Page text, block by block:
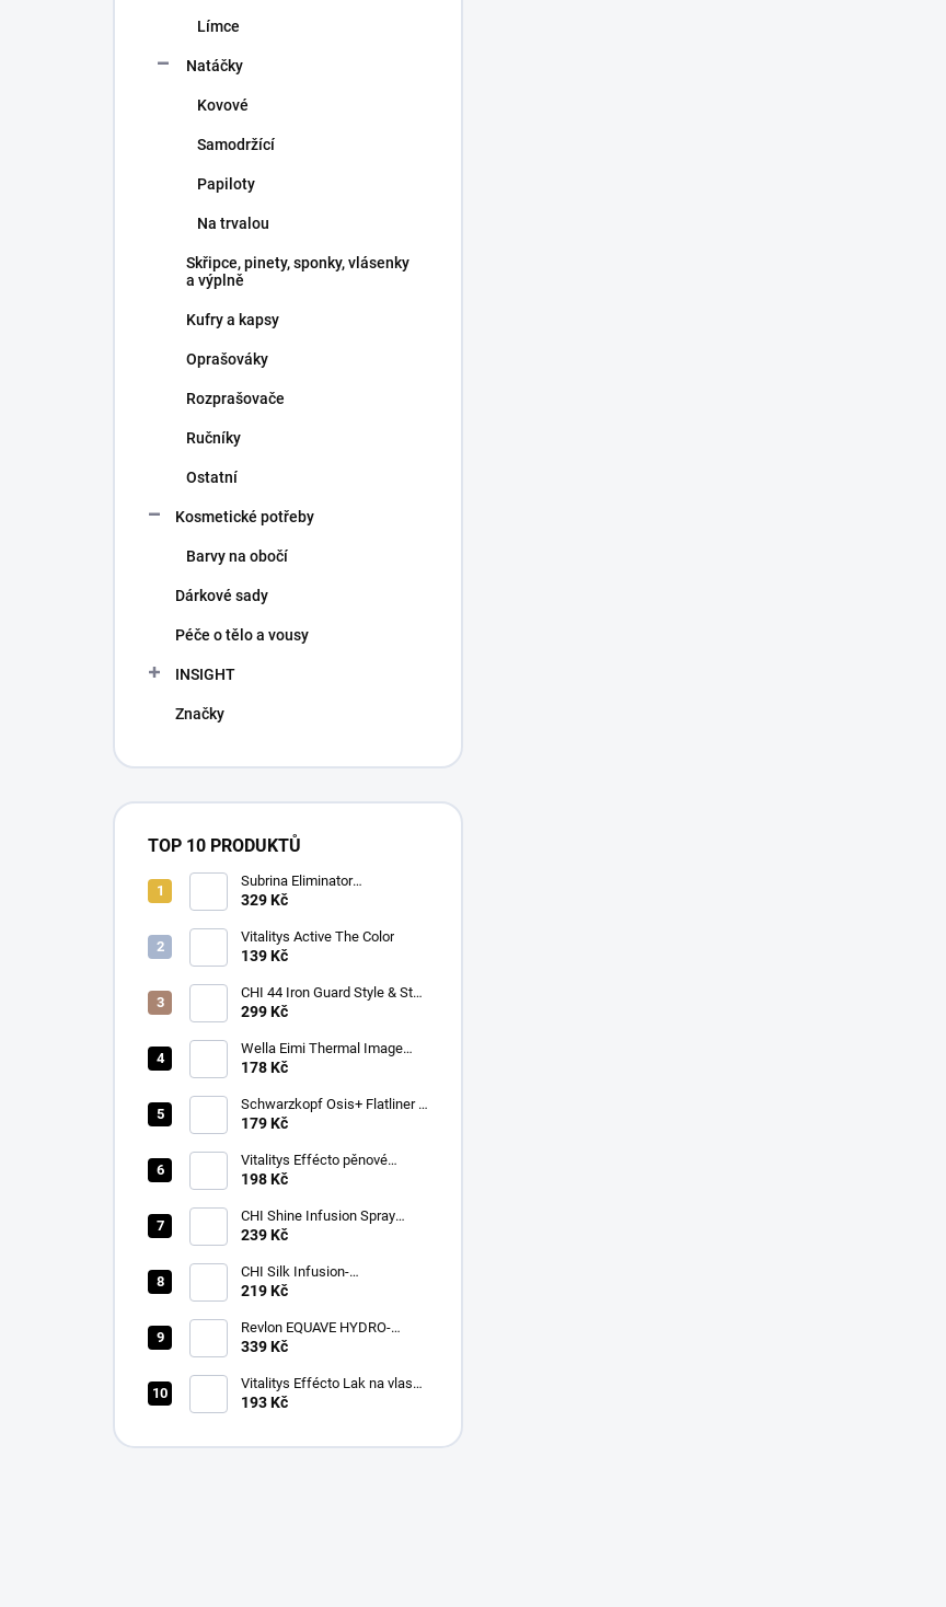
Límce
Natáčky
Kovové
Samodržící
Papiloty
Na trvalou
Skřipce, pinety, sponky, vlásenky
a výplně
Kufry a kapsy
Oprašováky
Rozprašovače
Ručníky
Ostatní
Kosmetické potřeby
Barvy na obočí
Dárkové sady
Péče o tělo a vousy
INSIGHT
Značky
TOP 10 PRODUKTŮ
Subrina Eliminator
odstraňovač barvy 2 x 100 ml
329 Kč
Vitalitys Active The Color
139 Kč
CHI 44 Iron Guard Style & Stay
Hair Spray 284g
299 Kč
Wella Eimi Thermal Image
150 ml
178 Kč
Schwarzkopf Osis+ Flatliner –
silně fixační sérum pro žehlení
179 Kč
Vitalitys Effécto pěnové
tužidlo 250 ml
198 Kč
CHI Shine Infusion Spray
150g
239 Kč
CHI Silk Infusion-
bezoplach.výživa vlasů 59 ml
219 Kč
Revlon EQUAVE HYDRO-
DETANGLING CONDITIONER
339 Kč
Vitalitys Effécto Lak na vlasy
silný 500 ml
193 Kč